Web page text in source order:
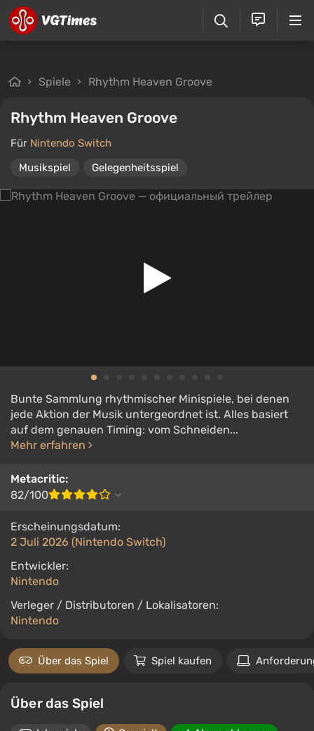
Spiele Rhythm Heaven Groove
Rhythm Heaven Groove
Für Nintendo Switch
Musikspiel
Gelegenheitsspiel
Bunte Sammlung rhythmischer Minispiele, bei denen
jede Aktion der Musik untergeordnet ist. Alles basiert
auf dem genauen Timing: vom Schneiden...
Mehr erfahren
Metacritic:
82/100
Erscheinungsdatum:
2 Juli 2026 (Nintendo Switch)
Entwickler:
Nintendo
Verleger / Distributoren / Lokalisatoren:
Nintendo
Über das Spiel Spiel kaufen
Über das Spiel